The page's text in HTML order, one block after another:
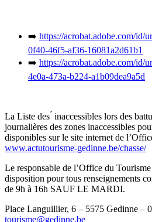
➡️ https://acrobat.adobe.com/id/
0f40-46f5-af36-16081a2d61b1
➡️ https://acrobat.adobe.com/id/
4e0a-473a-b224-a1b09dea9a5d
La Liste des ́ inaccessibles lors des
journalières des zones inaccessibles
disponibles sur le site internet de
www.actutourisme-gedinne.be/chasse/
Le responsable de l’Office du
disposition pour tous renseignements
de 9h à 16h SAUF LE MARDI.
Place Languillier, 6 – 5575 Gedinne –
tourisme@gedinne.be